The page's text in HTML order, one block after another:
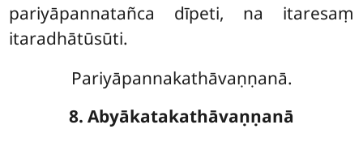
pariyāpannatañca dīpeti, na itaresaṃ
itaradhātūsūti.
Pariyāpannakathāvaṇṇanā.
8. Abyākatakathāvaṇṇanā